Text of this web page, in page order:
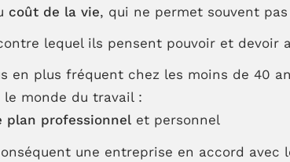
coût de la vie, qui ne permet souvent
lequel ils pensent pouvoir et devoir
en plus fréquent chez les moins de 40
monde du travail :
plan professionnelet personnel
une entreprise en accord avec